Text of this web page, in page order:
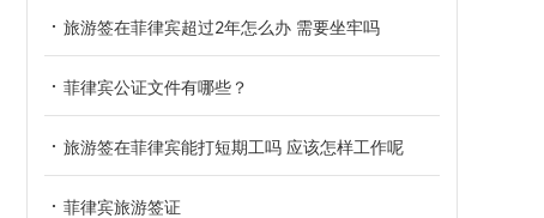
旅游签在菲律宾超过2年怎么办 需要坐牢吗
菲律宾公证文件有哪些？
旅游签在菲律宾能打短期工吗 应该怎样工作呢
菲律宾旅游签证